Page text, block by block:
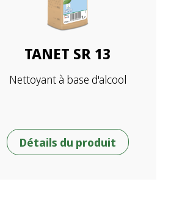
TANET SR 13
Nettoyant à base d'alcool
Détails du produit